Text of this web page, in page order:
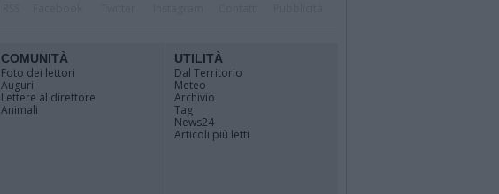
COMUNITÀ
Foto dei lettori
Auguri
Lettere al direttore
Animali
UTILITÀ
Dal Territorio
Meteo
Archivio
Tag
News24
Articoli più letti